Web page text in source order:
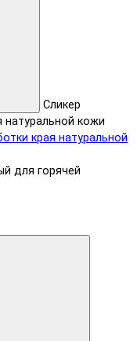
Сликер
натуральной кожи
для горячей